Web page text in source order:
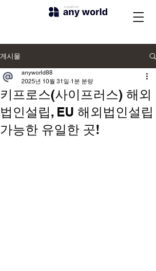
게시물
키프로스(사이프러스) 해외
법인설립, EU 해외법인설립
가능한 유일한 곳!
anyworld88
2025년 10월 31일 1분 분량